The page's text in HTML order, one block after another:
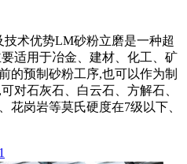
术优势LM砂粉立磨是一种超
适用于冶金、建材、化工、矿
的预制砂粉工序,也可以作为制
对石灰石、白云石、方解石、
花岗岩等莫氏硬度在7级以下、